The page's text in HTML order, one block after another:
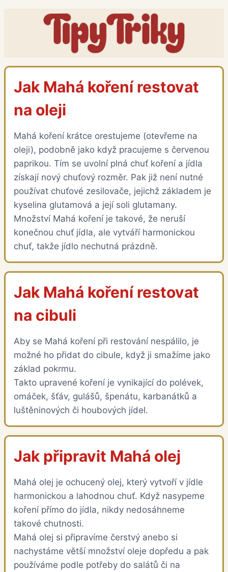
Jak Mahá koření restovat
na oleji
Mahá koření krátce orestujeme (otevřeme na
oleji), podobně jako když pracujeme s červenou
paprikou. Tím se uvolní plná chuť koření a jídla
získají nový chuťový rozměr. Pak již není nutné
používat chuťové zesilovače, jejichž základem je
kyselina glutamová a její soli glutamany.
Množství Mahá koření je takové, že neruší
konečnou chuť jídla, ale vytváří harmonickou
chuť, takže jídlo nechutná prázdně.
Jak Mahá koření restovat
na cibuli
Aby se Mahá koření při restování nespálilo, je
možné ho přidat do cibule, když ji smažíme jako
základ pokrmu.
Takto upravené koření je vynikající do polévek,
omáček, šťáv, gulášů, špenátu, karbanátků a
luštěninových či houbových jídel.
Jak připravit Mahá olej
Mahá olej je ochucený olej, který vytvoří v jídle
harmonickou a lahodnou chuť. Když nasypeme
koření přímo do jídla, nikdy nedosáhneme
takové chutnosti.
Mahá olej si připravíme čerstvý anebo si
nachystáme větší množství oleje dopředu a pak
používáme podle potřeby do salátů či na